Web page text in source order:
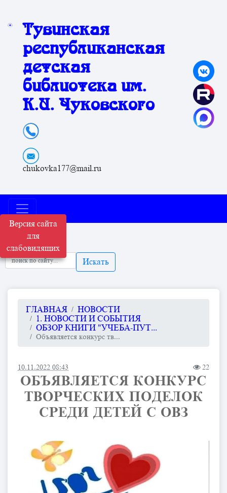
Версия сайта
для
слабовидящих
Тувинская
республиканская
детская
библиотека им.
К.И. Чуковского
chukovka177@mail.ru
Искать
ГЛАВНАЯ
НОВОСТИ
1. НОВОСТИ И СОБЫТИЯ
ОБЗОР КНИГИ "УЧЕБА-ПУТ...
Объявляется конкурс тв...
10.11.2022 08:43 22
ОБЪЯВЛЯЕТСЯ КОНКУРС
ТВОРЧЕСКИХ ПОДЕЛОК
СРЕДИ ДЕТЕЙ С ОВЗ